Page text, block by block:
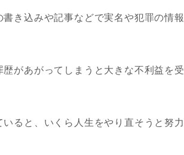
き込みや記事などで実名や犯罪の情報
があがってしまうと大きな不利益を受
ると、いくら人生をやり直そうと努力